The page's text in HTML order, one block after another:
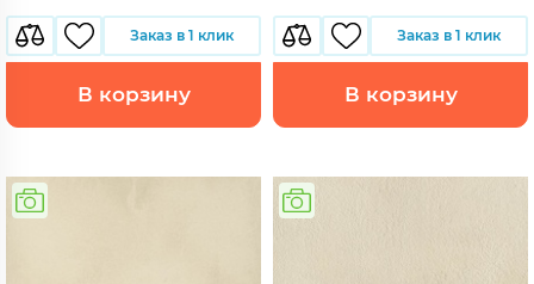
Заказ в 1 клик
В корзину
Заказ в 1 клик
В корзину